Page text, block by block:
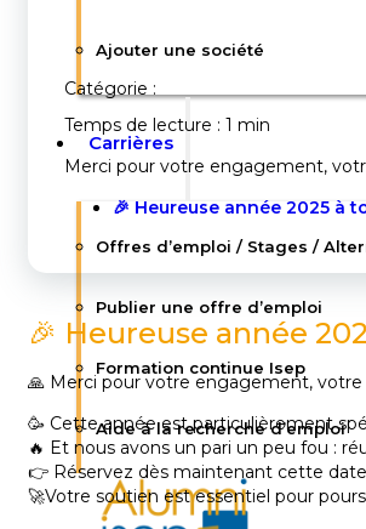
Ajouter une société
Carrières
Offres d’emploi / Stages /
Publier une offre d’emploi
Formation continue Isep
Aide à la recherche d’emploi
Catégorie :
Temps de lecture : 1 min
Merci pour votre engagement,
🎉 Heureuse année 2025 à
🎉 Heureuse année
🙏 Merci pour votre engagement,
🥳 Cette année est particulièrement
🔥 Et nous avons un pari un peu fou :
👉 Réservez dès maintenant cette
🚀Votre soutien est essentiel pour